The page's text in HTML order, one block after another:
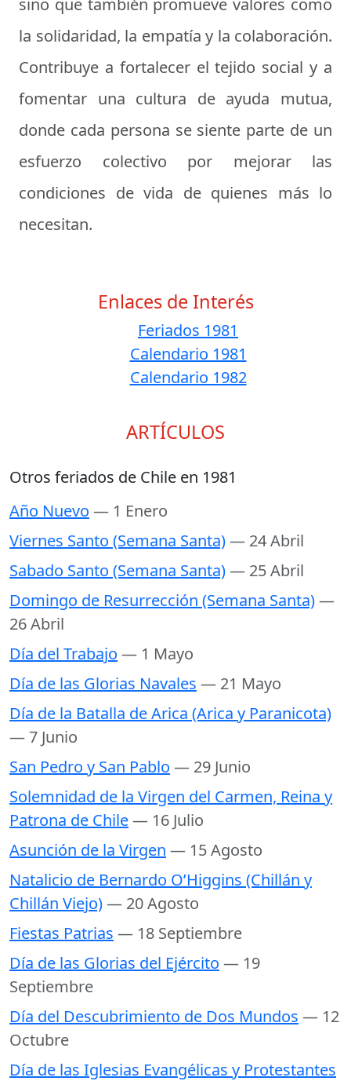
sino que también promueve valores como
la solidaridad, la empatía y la colaboración.
Contribuye a fortalecer el tejido social y a
fomentar una cultura de ayuda mutua,
donde cada persona se siente parte de un
esfuerzo colectivo por mejorar las
condiciones de vida de quienes más lo
necesitan.
Enlaces de Interés
Feriados 1981
Calendario 1981
Calendario 1982
ARTÍCULOS
Otros feriados de Chile en 1981
Año Nuevo — 1 Enero
Viernes Santo (Semana Santa)— 24 Abril
Sabado Santo (Semana Santa)— 25 Abril
Domingo de Resurrección (Semana Santa)—
26 Abril
Día del Trabajo — 1 Mayo
Día de las Glorias Navales — 21 Mayo
Día de la Batalla de Arica (Arica y Paranicota)
— 7 Junio
San Pedro y San Pablo — 29 Junio
Solemnidad de la Virgen del Carmen, Reina y
Patrona de Chile— 16 Julio
Asunción de la Virgen — 15 Agosto
Natalicio de Bernardo O’Higgins (Chillán y
Chillán Viejo)— 20 Agosto
Fiestas Patrias — 18 Septiembre
Día de las Glorias del Ejército — 19
Septiembre
Día del Descubrimiento de Dos Mundos — 12
Octubre
Día de las Iglesias Evangélicas y Protestantes